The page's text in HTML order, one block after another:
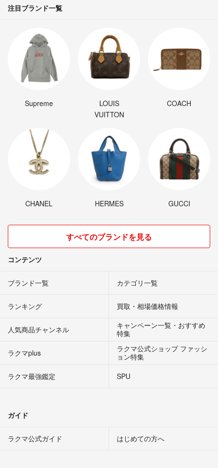
注目ブランド一覧
Supreme
LOUIS
VUITTON
COACH
CHANEL HERMES GUCCI
すべてのブランドを見る
コンテンツ
ブランド一覧 カテゴリ一覧
ランキング 買取・相場価格情報
人気商品チャンネル
キャンペーン一覧・おすすめ
特集
ラクマplus
ラクマ公式ショップ ファッシ
ョン特集
ラクマ最強鑑定
SPU
ガイド
ラクマ公式ガイド はじめての方へ